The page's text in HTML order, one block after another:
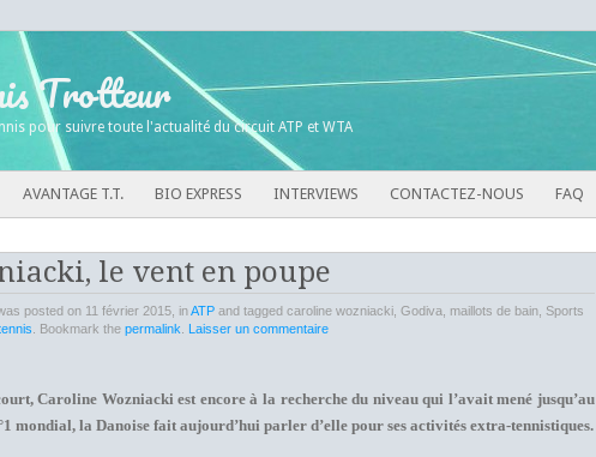
Trotteur
pour suivre toute l'actualité du circuit ATP et WTA
AVANTAGE T.T. BIO EXPRESS INTERVIEWS CONTACTEZ-NOUS FAQ
le vent en poupe
posted on 11 février 2015, inATPand tagged caroline wozniacki, Godiva, maillots de bain, Sports
. Bookmark the permalink Laisser un commentaire
Caroline Wozniacki est encore à la recherche du niveau qui l’avait mené jusqu’au
mondial, la Danoise fait aujourd’hui parler d’elle pour ses activités extra-tennistiques.